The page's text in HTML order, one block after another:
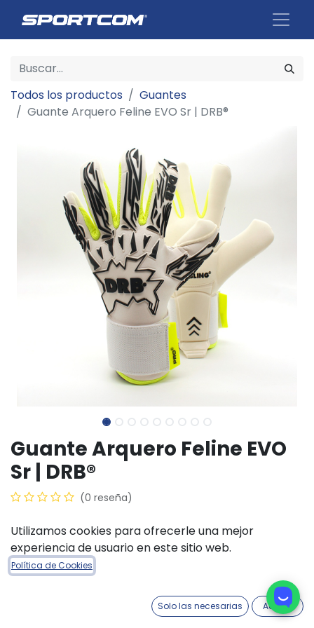
Todos los productos
Guantes
Guante Arquero Feline EVO Sr | DRB®
Guante Arquero Feline EVO
Sr | DRB®
(0 reseña)
$104.200,00
TALLE ACCESORIOS
Utilizamos cookies para ofrecerle una mejor
experiencia de usuario en este sitio web.
Política de Cookies
Solo las necesarias Acepto